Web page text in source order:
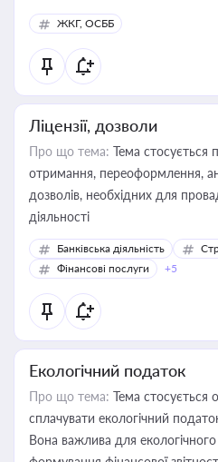
ЖКГ, ОСББ
Ліцензії, дозволи
Про що тема: Тема стосується
отримання, переоформлення,
дозволів, необхідних для
діяльності
Банківська діяльність
Фінансові послуги
+5
Екологічний податок
Про що тема: Тема стосується
сплачувати екологічний
Вона важлива для